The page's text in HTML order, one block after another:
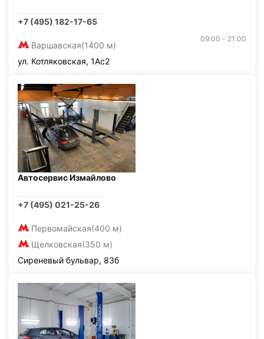
+7 (495) 182-17-65
Варшавская(1400 м)
09:00 - 21:00
ул. Котляковская, 1Ас2
Автосервис Измайлово
+7 (495) 021-25-26
Первомайская(400 м)
Щелковская(350 м)
Сиреневый бульвар, 83б